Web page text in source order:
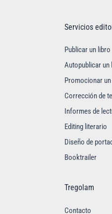
Servicios
Publicar un libro
Autopublicar un
Promocionar
Corrección de
Informes de
Editing literario
Diseño de
Booktrailer
Tregolam
Contacto